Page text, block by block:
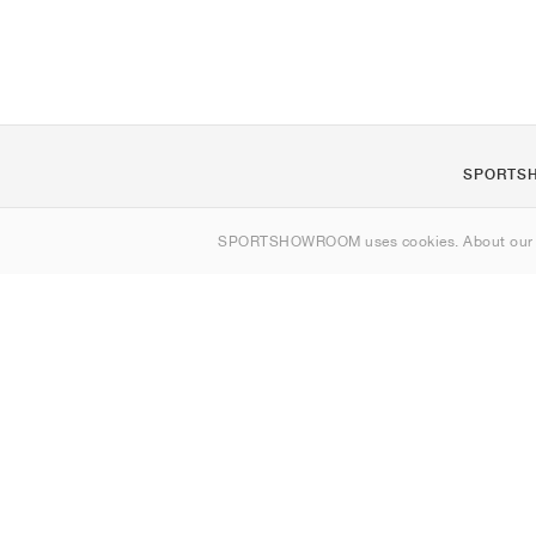
SPORTSHOWROOM uses cookies. About our
Kontakt